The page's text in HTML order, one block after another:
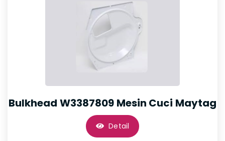
Bulkhead W3387809 Mesin Cuci Maytag
Detail